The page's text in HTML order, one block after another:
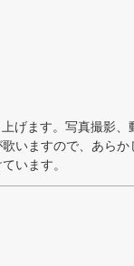
げます。写真撮影、
いますので、あら
います。